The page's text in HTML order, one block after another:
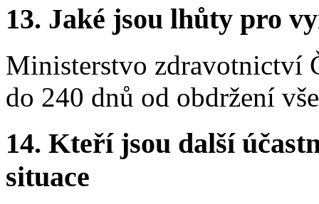
13. Jaké jsou lhůty pro
Ministerstvo zdravotnictví
do 240 dnů od obdržení
14. Kteří jsou další
situace